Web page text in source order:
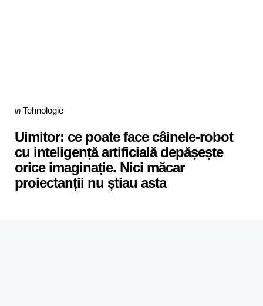
Categories
Posted
in Tehnologie
Uimitor: ce poate face câinele-robot
cu inteligență artificială depășește
orice imaginație. Nici măcar
proiectanții nu știau asta